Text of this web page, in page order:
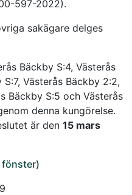
597-2022).
sakägare delges
Bäckby S:4, Västerås
Västerås Bäckby 2:2,
Bäckby S:5 och Västerås
denna kungörelse.
är den 15 mars
fönster)